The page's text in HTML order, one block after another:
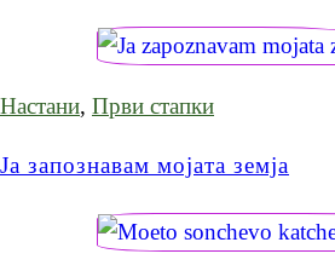
Настани, Први стапки
Ја запознавам мојата земја